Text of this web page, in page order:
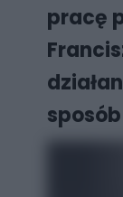
pracę